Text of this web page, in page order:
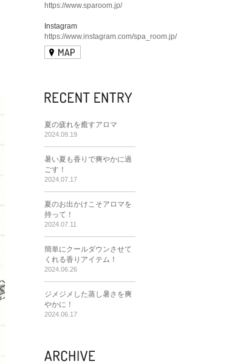
https://www.sparoom.jp/
Instagram
https://www.instagram.com/spa_room.jp/
夏の疲れを癒すアロマ
2024.09.19
暑い夏も香りで爽やかに過
ごす！
2024.07.17
夏のお出かけこそアロマを
持って！
2024.07.11
簡単にクールダウンさせて
くれる香りアイテム！
2024.06.26
ジメジメした蒸し暑さを爽
やかに！
2024.06.17